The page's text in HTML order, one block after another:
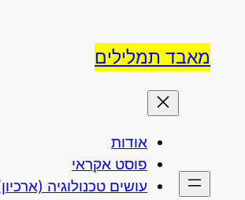
מאבד תמלילים
אודות
פוסט אקראי
עושים טכנולוגיה (ארכיון)